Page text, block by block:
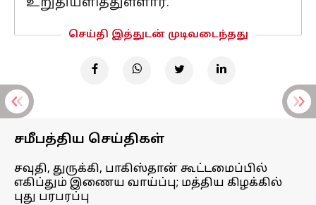
செய்தி இத்துடன் முடிவடைந்தது
சமீபத்திய செய்திகள்
சவுதி, துருக்கி, பாகிஸ்தான் கூட்டமைப்பில்
எகிப்தும் இணைய வாய்ப்பு; மத்திய கிழக்கில்
புது பரபரப்பு